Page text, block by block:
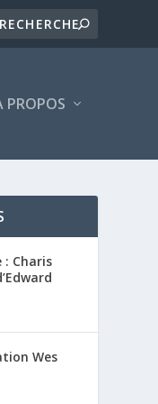
PROPOS
: Charis
Wes